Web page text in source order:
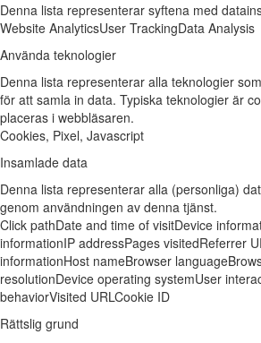
Denna lista representerar syftena med
Website AnalyticsUser TrackingData Analysis
Använda teknologier
Denna lista representerar alla teknologier
för att samla in data. Typiska teknologier är
placeras i webbläsaren.
Cookies, Pixel, Javascript
Insamlade data
Denna lista representerar alla (personliga)
genom användningen av denna tjänst.
Click pathDate and time of visitDevice
informationIP addressPages visitedReferrer
informationHost nameBrowser language
resolutionDevice operating systemUser
behaviorVisited URLCookie ID
Rättslig grund